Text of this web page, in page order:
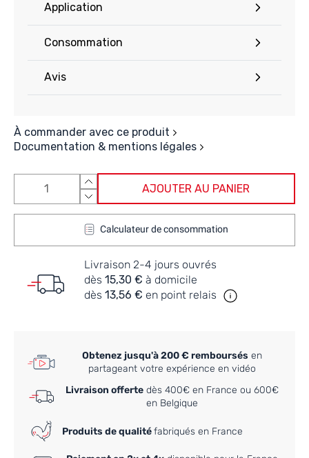
Application
Consommation
Avis
À commander avec ce produit
Documentation & mentions légales
AJOUTER AU PANIER
Calculateur de consommation
Livraison 2-4 jours ouvrés
dès 15,30 € à domicile
dès 13,56 € en point relais
Obtenez jusqu'à 200 € remboursés en
partageant votre expérience en vidéo
Livraison offertedès 400€ en France ou 600€
en Belgique
Produits de qualitéfabriqués en France